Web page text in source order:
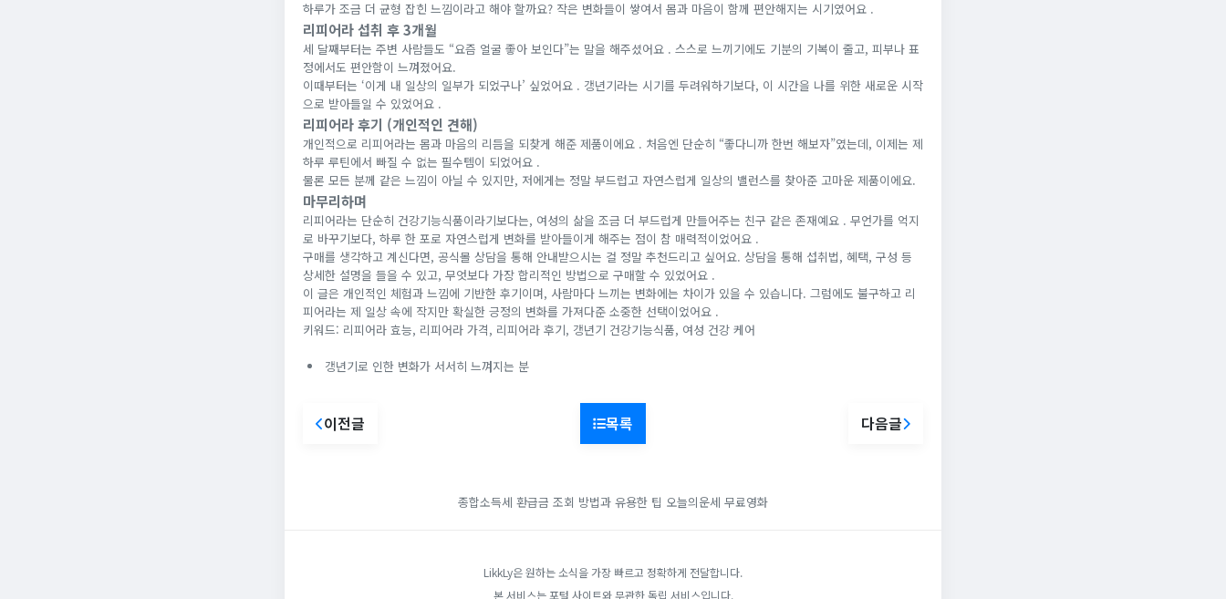
하루가 조금 더 균형 잡힌 느낌이라고 해야 할까요? 작은 변화들이 쌓여서 몸과 마음이 함께 편안해지는 시기였어요 .
리피어라 섭취 후 3개월
세 달째부터는 주변 사람들도 “요즘 얼굴 좋아 보인다”는 말을 해주셨어요 . 스스로 느끼기에도 기분의 기복이 줄고, 피부나 표
정에서도 편안함이 느껴졌어요.
이때부터는 ‘이게 내 일상의 일부가 되었구나’ 싶었어요 . 갱년기라는 시기를 두려워하기보다, 이 시간을 나를 위한 새로운 시작
으로 받아들일 수 있었어요 .
리피어라 후기 (개인적인 견해)
개인적으로 리피어라는 몸과 마음의 리듬을 되찾게 해준 제품이에요 . 처음엔 단순히 “좋다니까 한번 해보자”였는데, 이제는 제
하루 루틴에서 빠질 수 없는 필수템이 되었어요 .
물론 모든 분께 같은 느낌이 아닐 수 있지만, 저에게는 정말 부드럽고 자연스럽게 일상의 밸런스를 찾아준 고마운 제품이에요.
마무리하며
리피어라는 단순히 건강기능식품이라기보다는, 여성의 삶을 조금 더 부드럽게 만들어주는 친구 같은 존재예요 . 무언가를 억지
로 바꾸기보다, 하루 한 포로 자연스럽게 변화를 받아들이게 해주는 점이 참 매력적이었어요 .
구매를 생각하고 계신다면, 공식몰 상담을 통해 안내받으시는 걸 정말 추천드리고 싶어요. 상담을 통해 섭취법, 혜택, 구성 등
상세한 설명을 들을 수 있고, 무엇보다 가장 합리적인 방법으로 구매할 수 있었어요 .
이 글은 개인적인 체험과 느낌에 기반한 후기이며, 사람마다 느끼는 변화에는 차이가 있을 수 있습니다. 그럼에도 불구하고 리
피어라는 제 일상 속에 작지만 확실한 긍정의 변화를 가져다준 소중한 선택이었어요 .
키워드: 리피어라 효능, 리피어라 가격, 리피어라 후기, 갱년기 건강기능식품, 여성 건강 케어
갱년기로 인한 변화가 서서히 느껴지는 분
이전글 목록 다음글
종합소득세 환급금 조회 방법과 유용한 팁 오늘의운세 무료영화
LikkLy은 원하는 소식을 가장 빠르고 정확하게 전달합니다.
본 서비스는 포털 사이트와 무관한 독립 서비스입니다.